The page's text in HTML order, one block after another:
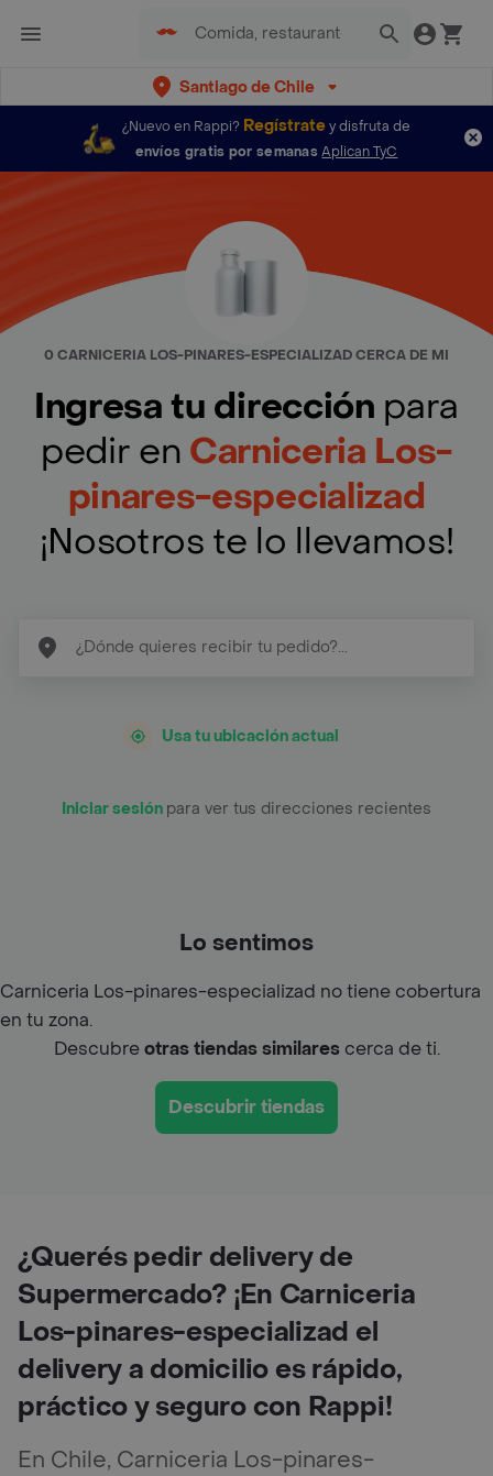
Santiago de Chile
¿Nuevo en Rappi? Regístratey disfruta de
envíos gratis por semanas Aplican TyC
0 CARNICERIA LOS-PINARES-ESPECIALIZAD CERCA DE MI
Ingresa tu dirección para
pedir en Carniceria Los-
pinares-especializad
¡Nosotros te lo llevamos!
Usa tu ubicación actual
Iniciar sesión para ver tus direcciones recientes
Lo sentimos
Carniceria Los-pinares-especializad no tiene cobertura
en tu zona.
Descubreotras tiendas similarescerca de ti.
Descubrir tiendas
¿Querés pedir delivery de
Supermercado? ¡En Carniceria
Los-pinares-especializad el
delivery a domicilio es rápido,
práctico y seguro con Rappi!
En Chile, Carniceria Los-pinares-